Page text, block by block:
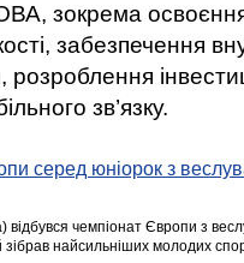
зокрема освоєння
забезпечення
зв’язку.
серед юніорок з
чемпіонат Європи з
зібрав найсильніших молодих